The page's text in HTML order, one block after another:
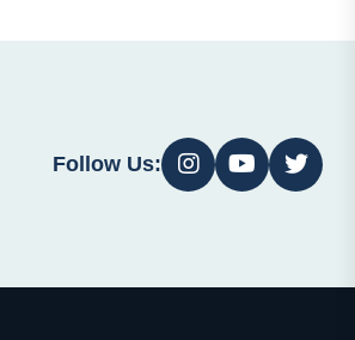
Follow Us: